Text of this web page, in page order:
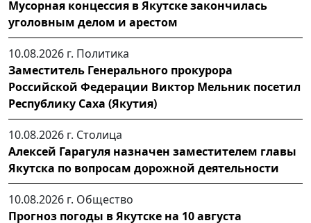
Мусорная концессия в Якутске закончилась
уголовным делом и арестом
10.08.2026 г. Политика
Заместитель Генерального прокурора
Российской Федерации Виктор Мельник посетил
Республику Саха (Якутия)
10.08.2026 г. Столица
Алексей Гарагуля назначен заместителем главы
Якутска по вопросам дорожной деятельности
10.08.2026 г. Общество
Прогноз погоды в Якутске на 10 августа